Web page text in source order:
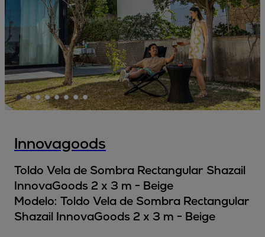
Innovagoods
Toldo Vela de Sombra Rectangular Shazail
InnovaGoods 2 x 3 m - Beige
Modelo: Toldo Vela de Sombra Rectangular
Shazail InnovaGoods 2 x 3 m - Beige